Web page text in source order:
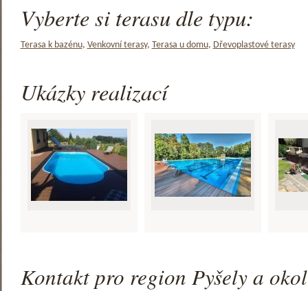
Vyberte si terasu dle typu:
Terasa k bazénu, Venkovní terasy, Terasa u domu, Dřevoplastové terasy
Ukázky realizací
Kontakt pro region Pyšely a